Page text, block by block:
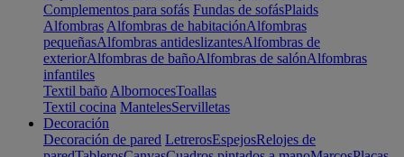
Complementos para sofás Fundas de sofásPlaids
Alfombras Alfombras de habitaciónAlfombras
pequeñasAlfombras antideslizantesAlfombras de
exteriorAlfombras de bañoAlfombras de salónAlfombras
infantiles
Textil baño AlbornocesToallas
Textil cocina MantelesServilletas
Decoración
Decoración de pared LetrerosEspejosRelojes de